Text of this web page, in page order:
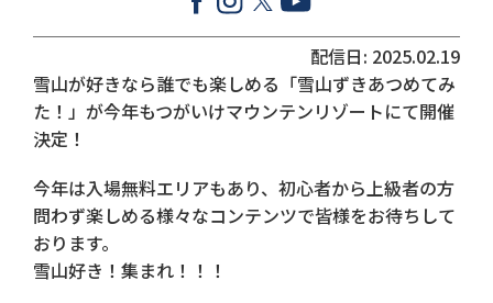
配信日: 2025.02.19
雪山が好きなら誰でも楽しめる「雪山ずきあつめてみ
た！」が今年もつがいけマウンテンリゾートにて開催
決定！
今年は入場無料エリアもあり、初心者から上級者の方
問わず楽しめる様々なコンテンツで皆様をお待ちして
おります。
雪山好き！集まれ！！！